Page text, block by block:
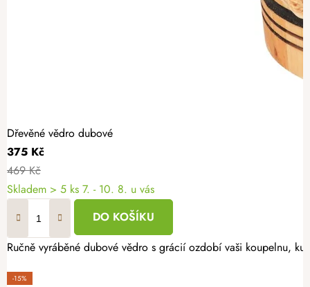
Dřevěné vědro dubové
375 Kč
469 Kč
Skladem > 5 ks 7. - 10. 8. u vás
DO KOŠÍKU
Ručně vyráběné dubové vědro s grácií ozdobí vaši koupelnu,
-15%